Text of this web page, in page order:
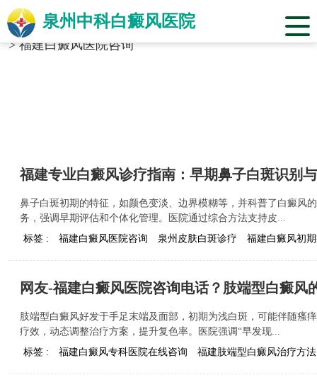
泉州中科白癜风医院
当前位置：福建省泉州市中科白癜风医院
标签合辑
>福建白癜风医院咨询
福建专业白癜风诊疗指南：早期鼻子白斑识别
鼻子白斑初期的特征，如颜色变淡、边界模糊等，并科普了白癜风
务，强调早期评估和个体化管理。医院通过综合方法支持皮...
标签 :
福建白癜风医院咨询 泉州皮肤白斑诊疗 福建白癜风初
网友-福建白癜风医院咨询电话？肢端型白癜风
肢端型白癜风好发于手足末端及面部，初期为浅白斑，可能伴随瘙
疗效，动态调整治疗方案，提升复色率。医院强调“早发现...
标签 :
福建白癜风专科医院在线咨询 福建肢端型白癜风治疗方法